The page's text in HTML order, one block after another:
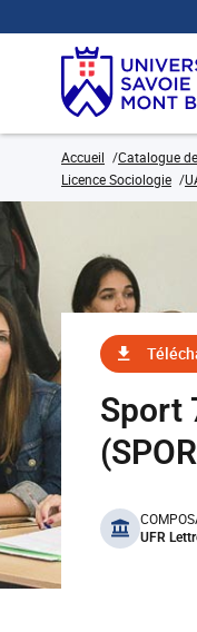
Accueil Catalogue
Licence Sociologie
Sport
benefits
UFR